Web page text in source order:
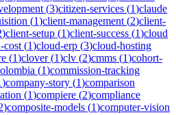
(3)citizen-services (1)claude
(1)client-management (2)client-
)client-setup (1)client-success (1)cloud
cost (1)cloud-erp (3)cloud-hosting
(1)clover(1)clv (2)cmms (1)cohort-
(1)commission-tracking
)company-story (1)comparison
(1)compiere (2)compliance
)composite-models (1)computer-vision